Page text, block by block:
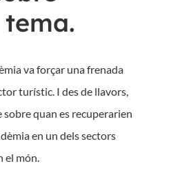
va forçar una frenada
turístic. I des de llavors,
sobre quan es recuperarien
en un dels sectors
el món.